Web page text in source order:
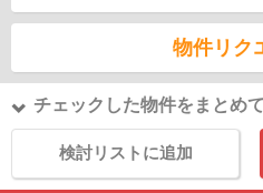
物件リク
チェックした物件をまとめて
検討リストに追加